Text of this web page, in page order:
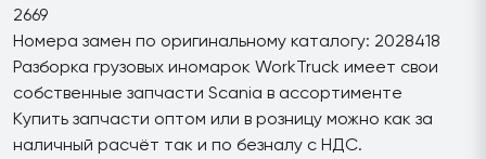
2669
Номера замен по оригинальному каталогу: 2028418
Разборка грузовых иномарок WorkTruck имеет свои
собственные запчасти Scania в ассортименте
Купить запчасти оптом или в розницу можно как за
наличный расчёт так и по безналу с НДС.